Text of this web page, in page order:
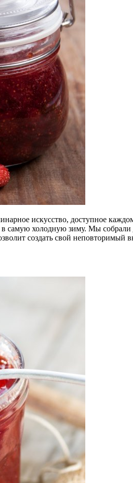
искусство, доступное
самую холодную зиму. Мы
создать свой неповторимый